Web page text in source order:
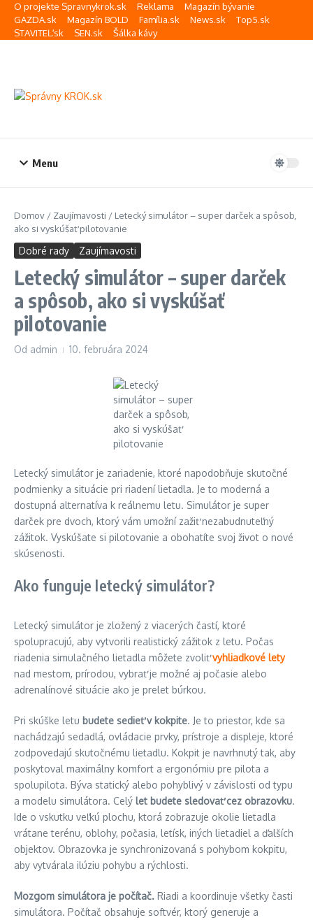
Preskočiť na obsah
O projekte Spravnykrok.sk Reklama
Magazín bývanie
GAZDA.sk
Magazín BOLD Família.sk News.sk
Top5.sk
STAVITEĽ.sk
SEN.sk Šálka kávy
Menu
Domov / Zaujímavosti / Letecký simulátor – super darček a spôsob,
ako si vyskúšať pilotovanie
Dobré rady Zaujímavosti
Letecký simulátor – super darček
a spôsob, ako si vyskúšať
pilotovanie
Od admin 10. februára 2024
Letecký simulátor je zariadenie, ktoré napodobňuje skutočné
podmienky a situácie pri riadení lietadla. Je to moderná a
dostupná alternatíva k reálnemu letu. Simulátor je super
darček pre dvoch, ktorý vám umožní zažiť nezabudnuteľný
zážitok. Vyskúšate si pilotovanie a obohatíte svoj život o nové
skúsenosti.
Ako funguje letecký simulátor?
Letecký simulátor je zložený z viacerých častí, ktoré
spolupracujú, aby vytvorili realistický zážitok z letu. Počas
riadenia simulačného lietadla môžete zvoliťvyhliadkové lety
nad mestom, prírodou, vybrať je možné aj počasie alebo
adrenalínové situácie ako je prelet búrkou.
Pri skúške letu budete sedieť v kokpite. Je to priestor, kde sa
nachádzajú sedadlá, ovládacie prvky, prístroje a displeje, ktoré
zodpovedajú skutočnému lietadlu. Kokpit je navrhnutý tak, aby
poskytoval maximálny komfort a ergonómiu pre pilota a
spolupilota. Býva statický alebo pohyblivý v závislosti od typu
a modelu simulátora. Celý let budete sledovať cez obrazovku.
Ide o vskutku veľkú plochu, ktorá zobrazuje okolie lietadla
vrátane terénu, oblohy, počasia, letísk, iných lietadiel a ďalších
objektov. Obrazovka je synchronizovaná s pohybom kokpitu,
aby vytvárala ilúziu pohybu a rýchlosti.
Mozgom simulátora je počítač. Riadi a koordinuje všetky časti
simulátora. Počítač obsahuje softvér, ktorý generuje a